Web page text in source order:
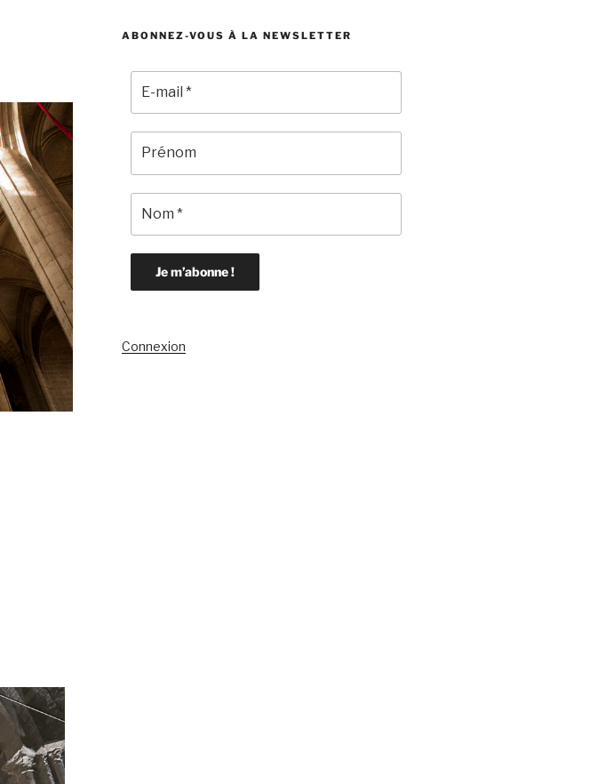
ABONNEZ-VOUS À LA NEWSLETTER
Connexion